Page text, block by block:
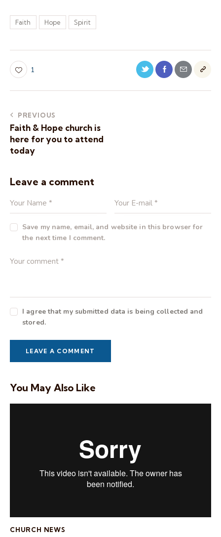
Faith Hope Spirit
1
PREVIOUS
Faith & Hope church is
here for you to attend
today
Leave a comment
Save my name, email, and website in this browser for
the next time I comment.
I agree that my submitted data is being collected and
stored.
You May Also Like
CHURCH NEWS